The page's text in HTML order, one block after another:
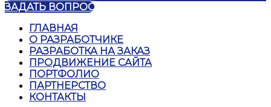
ЗАДАТЬ ВОПРОС
ГЛАВНАЯ
О РАЗРАБОТЧИКЕ
РАЗРАБОТКА НА ЗАКАЗ
ПРОДВИЖЕНИЕ САЙТА
ПОРТФОЛИО
ПАРТНЕРСТВО
КОНТАКТЫ